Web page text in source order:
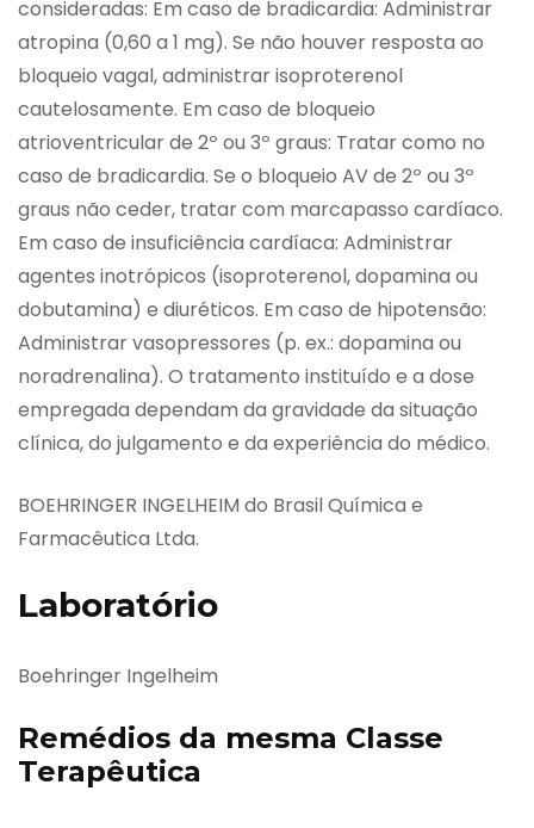
consideradas: Em caso de bradicardia: Administrar
atropina (0,60 a 1 mg). Se não houver resposta ao
bloqueio vagal, administrar isoproterenol
cautelosamente. Em caso de bloqueio
atrioventricular de 2º ou 3º graus: Tratar como no
caso de bradicardia. Se o bloqueio AV de 2º ou 3º
graus não ceder, tratar com marcapasso cardíaco.
Em caso de insuficiência cardíaca: Administrar
agentes inotrópicos (isoproterenol, dopamina ou
dobutamina) e diuréticos. Em caso de hipotensão:
Administrar vasopressores (p. ex.: dopamina ou
noradrenalina). O tratamento instituído e a dose
empregada dependam da gravidade da situação
clínica, do julgamento e da experiência do médico.
BOEHRINGER INGELHEIM do Brasil Química e
Farmacêutica Ltda.
Laboratório
Boehringer Ingelheim
Remédios da mesma Classe
Terapêutica